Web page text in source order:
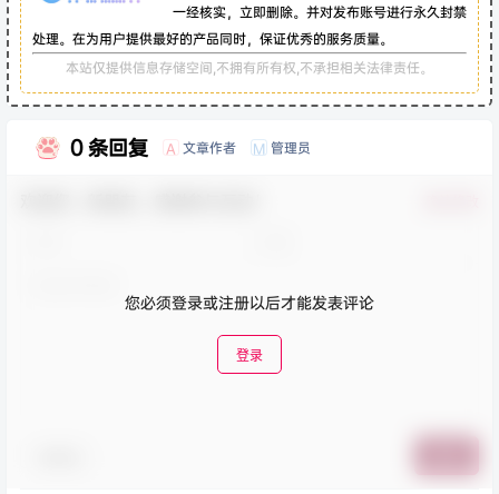
一经核实，立即删除。并对发布账号进行永久封禁
处理。在为用户提供最好的产品同时，保证优秀的服务质量。
本站仅提供信息存储空间,不拥有所有权,不承担相关法律责任。
0 条回复 A 文章作者 M 管理员
您必须登录或注册以后才能发表评论
登录